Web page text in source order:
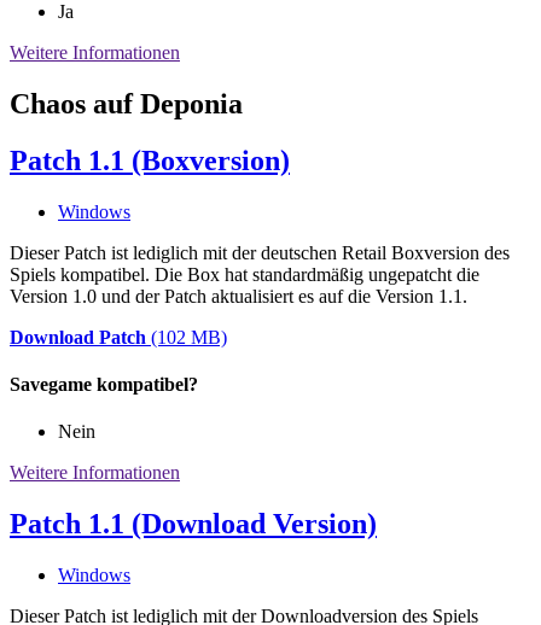
Ja
Weitere Informationen
Chaos auf Deponia
Patch 1.1 (Boxversion)
Windows
Dieser Patch ist lediglich mit der deutschen Retail Boxversion des
Spiels kompatibel. Die Box hat standardmäßig ungepatcht die
Version 1.0 und der Patch aktualisiert es auf die Version 1.1.
Download Patch (102 MB)
Savegame kompatibel?
Nein
Weitere Informationen
Patch 1.1 (Download Version)
Windows
Dieser Patch ist lediglich mit der Downloadversion des Spiels